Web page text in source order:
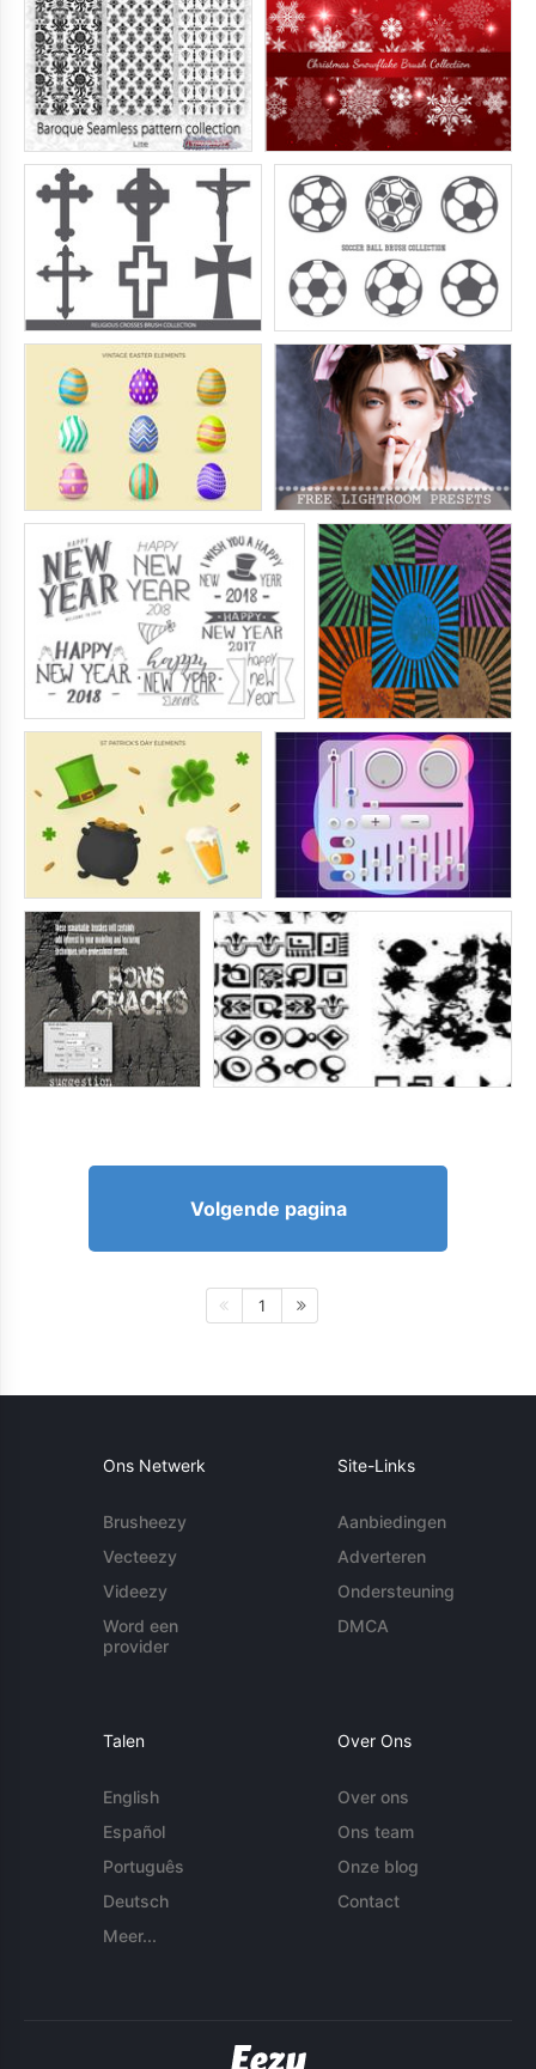
Volgende pagina
1
Ons Netwerk
Brusheezy
Vecteezy
Videezy
Word een
provider
Site-Links
Aanbiedingen
Adverteren
Ondersteuning
DMCA
Talen
English
Español
Português
Deutsch
Meer...
Over Ons
Over ons
Ons team
Onze blog
Contact